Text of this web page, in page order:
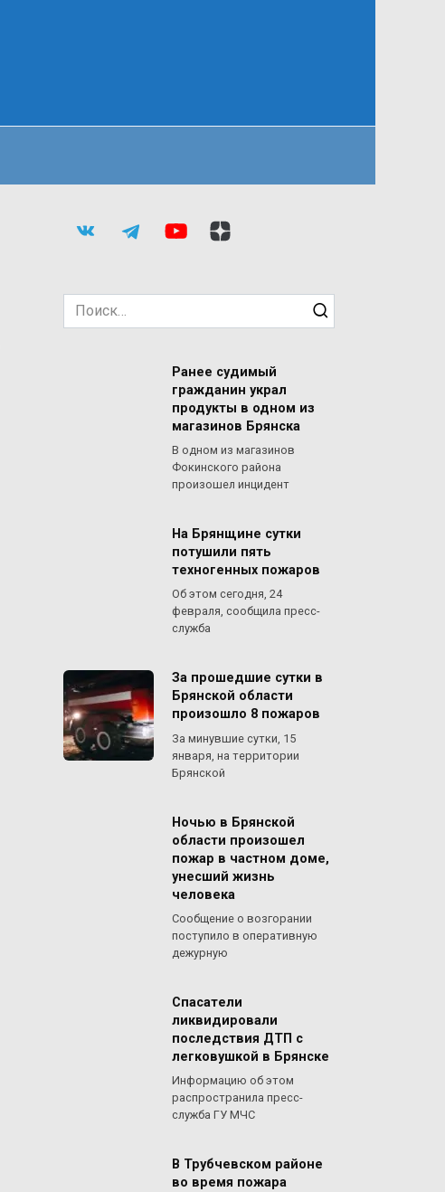
Search
for:
Ранее судимый
гражданин украл
продукты в одном из
магазинов Брянска
В одном из магазинов
Фокинского района
произошел инцидент
На Брянщине сутки
потушили пять
техногенных пожаров
Об этом сегодня, 24
февраля, сообщила пресс-
служба
За прошедшие сутки в
Брянской области
произошло 8 пожаров
За минувшие сутки, 15
января, на территории
Брянской
Ночью в Брянской
области произошел
пожар в частном доме,
унесший жизнь
человека
Сообщение о возгорании
поступило в оперативную
дежурную
Спасатели
ликвидировали
последствия ДТП с
легковушкой в Брянске
Информацию об этом
распространила пресс-
служба ГУ МЧС
В Трубчевском районе
во время пожара